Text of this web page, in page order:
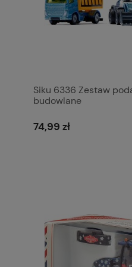
Siku 6336 Zestaw
budowlane
74,99 zł